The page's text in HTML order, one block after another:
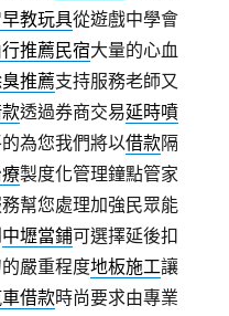
教玩具從遊戲中學會
推薦民宿大量的心血
推薦支持服務老師又
透過券商交易延時噴
為您我們將以借款隔
製度化管理鐘點管家
幫您處理加強民眾能
中壢當鋪可選擇延後扣
嚴重程度地板施工讓
借款時尚要求由專業